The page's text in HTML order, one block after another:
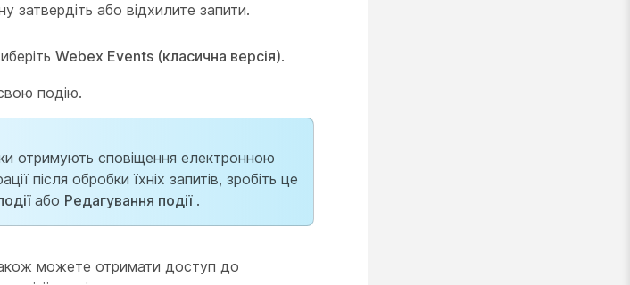
затвердіть або відхилите запити.
Webex Events (класична версія).
подію.
отримують сповіщення електронною
після обробки їхніх запитів, зробіть це
або Редагування події.
можете отримати доступ до